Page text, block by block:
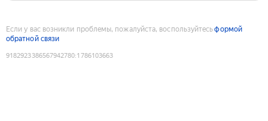
Если у вас возникли проблемы, пожалуйста, воспользуйтесьформой
обратной связи
9182923386567942780:1786103663